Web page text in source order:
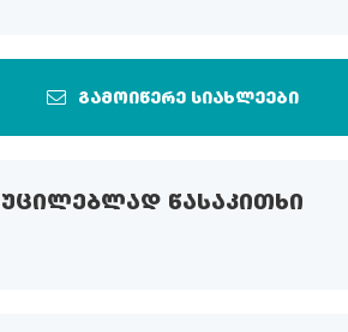
გამოიწერე სიახლეები
ᲬᲐᲡᲐᲙᲘᲗᲮᲘ